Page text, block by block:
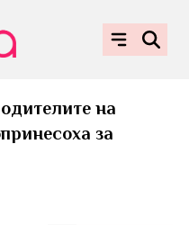
на
за